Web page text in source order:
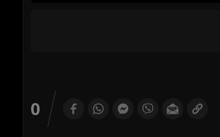
0